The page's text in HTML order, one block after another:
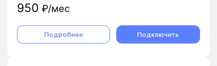
950 ₽/мес
Подробнее Подключить